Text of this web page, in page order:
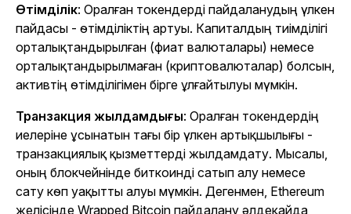
Өтімділік: Оралған токендерді пайдаланудың үлкен
пайдасы - өтімділіктің артуы. Капиталдың тиімділігі
орталықтандырылған (фиат валюталары) немесе
орталықтандырылмаған (криптовалюталар) болсын,
активтің өтімділігімен бірге ұлғайтылуы мүмкін.
Транзакция жылдамдығы: Оралған токендердің
иелеріне ұсынатын тағы бір үлкен артықшылығы -
транзакциялық қызметтерді жылдамдату. Мысалы,
оның блокчейнінде биткоинді сатып алу немесе
сату көп уақытты алуы мүмкін. Дегенмен, Ethereum
желісінде Wrapped Bitcoin пайдалану әлдеқайда